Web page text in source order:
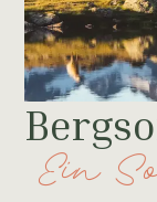
Ein